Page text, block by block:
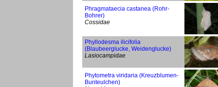
Phragmataecia castanea (Rohr-
Bohrer)
Cossidae
Phyllodesma ilicifolia
(Blaubeerglucke, Weidenglucke)
Lasiocampidae
Phytometra viridaria (Kreuzblumen-
Bunteulchen)